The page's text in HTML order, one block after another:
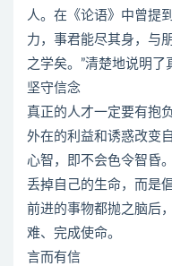
人。在《论语》中曾提
力，事君能尽其身，与
之学矣。”清楚地说明了
坚守信念
真正的人才一定要有抱
外在的利益和诱惑改变
心智，即不会色令智昏
丢掉自己的生命，而是
前进的事物都抛之脑后
难、完成使命。
言而有信